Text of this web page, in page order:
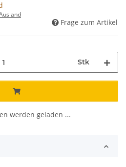
Frage zum Artikel
Stk
werden geladen ...